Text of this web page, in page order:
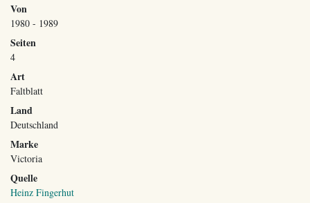
Von
1980 - 1989
Seiten
4
Art
Faltblatt
Land
Deutschland
Marke
Victoria
Quelle
Heinz Fingerhut